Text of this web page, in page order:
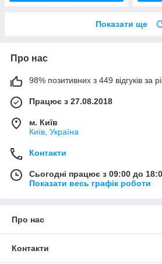
Показати ще
Про нас
98% позитивних з 449 відгуків за
Працює з 27.08.2018
м. Київ
Київ, Україна
Контакти
Сьогодні працює з 09:00 до
Показати весь графік роботи
Про нас
Контакти